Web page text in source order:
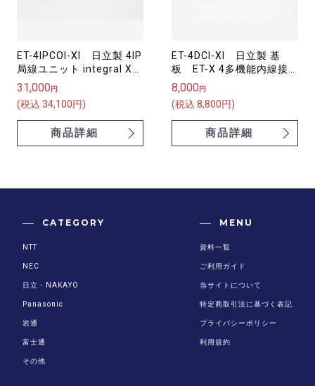
ET-4IPCOI-XI 日立製 4IP
局線ユニット integral X
【中古品】
31,000 円
(税込 34,100円)
商品詳細
ET-4DCI-XI 日立製 基
板 ET-X 4多機能内線接
続ユニット【中古品】
8,000 円
(税込 8,800円)
商品詳細
CATEGORY
NTT
NEC
日立・NAKAYO
Panasonic
岩通
富士通
その他
MENU
資料一覧
ご利用ガイド
当サイトについて
特定商取引法に基づく表記
プライバシーポリシー
利用規約